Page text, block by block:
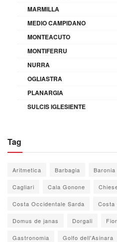
MARMILLA
MEDIO CAMPIDANO
MONTEACUTO
MONTIFERRU
NURRA
OGLIASTRA
PLANARGIA
SULCIS IGLESIENTE
Tag
Aritmetica Barbagia Baronia
Cagliari Cala Gonone
Costa Occidentale Sarda Costa
Domus de janas Dorgali
Gastronomia Golfo dell'Asinara